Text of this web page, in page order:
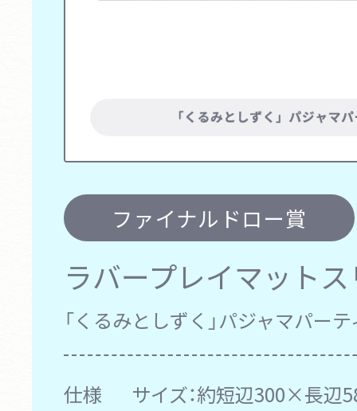
ファイナルドロー賞
ラバープレイマット
「くるみとしずく」パジャマパー
仕様 サイズ：約短辺300×長